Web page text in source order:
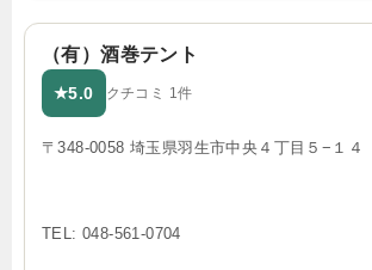
（有）酒巻テント
★5.0 クチコミ 1件
〒348-0058 埼玉県羽生市中央４丁目５−１４
TEL: 048-561-0704